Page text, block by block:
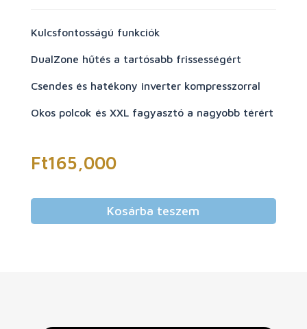
Kulcsfontosságú funkciók
DualZone hűtés a tartósabb frissességért
Csendes és hatékony inverter kompresszorral
Okos polcok és XXL fagyasztó a nagyobb térért
Ft165,000
Kosárba teszem